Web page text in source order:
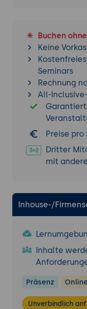
Buchen
Keine
Seminars
Rechnung
All-
Preise
Dritter
mit
Inhouse-/
Inhalte
Präsenz Online
Unverbindlich